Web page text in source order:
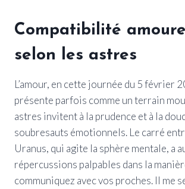
Compatibilité
selon les astres
L’amour, en cette journée du 5 février
présente parfois comme un terrain
astres invitent à la prudence et à la
soubresauts émotionnels. Le carré
Uranus, qui agite la sphère mentale, a
répercussions palpables dans la
communiquez avec vos proches. Il me